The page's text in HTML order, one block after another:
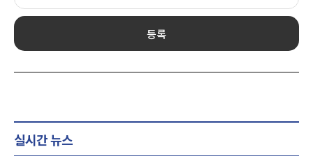
등록
실시간 뉴스